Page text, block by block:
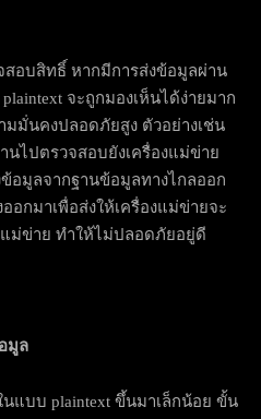
สอบสิทธิ์ หากมีการส่งข้อมูลผ่าน
จะถูกมองเห็นได้ง่ายมาก
มั่นคงปลอดภัยสูง ตัวอย่างเช่น
นไปตรวจสอบยังเครื่องแม่ข่าย
อมูลจากฐานข้อมูลทางไกลออก
อกมาเพื่อส่งให้เครื่องแม่ข่ายจะ
ม่ข่าย ทำให้ไม่ปลอดภัยอยู่ดี
มูล
แบบ plaintext ขึ้นมาเล็กน้อย ขั้น